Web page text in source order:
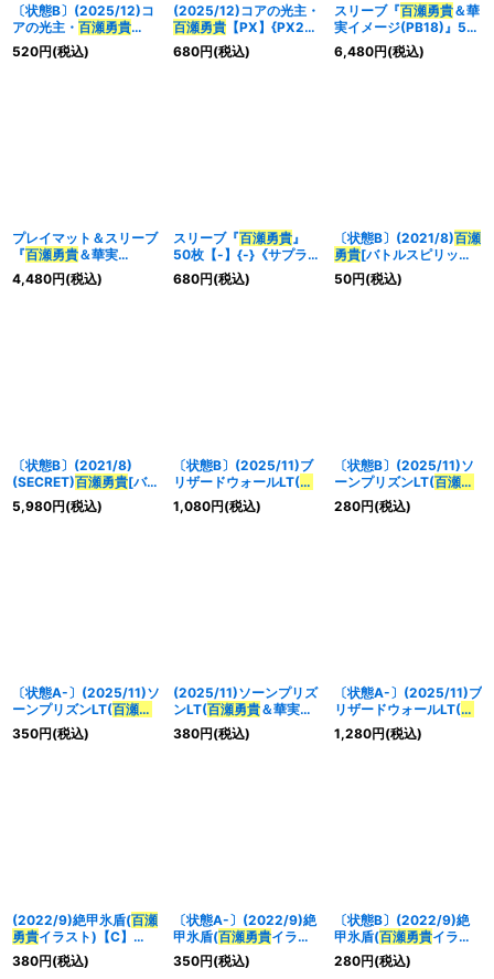
〔状態B〕(2025/12)コ
アの光主・ 百瀬勇貴
【PX】{PX25-02}
《白》
520円(税込)
(2025/12)コアの光主・
百瀬勇貴【PX】{PX25-
02}《白》
680円(税込)
スリーブ『百瀬勇貴＆華
実イメージ(PB18)』50
枚【-】{-}《サプライ》
6,480円(税込)
プレイマット＆スリーブ
『百瀬勇貴＆華実
(PB18)』【-】{-}《サプ
ライ》
4,480円(税込)
スリーブ『百瀬勇貴』
50枚【-】{-}《サプラ
イ》
680円(税込)
〔状態B〕(2021/8)百瀬
勇貴[バトルスピリッツ
ミラージュ]【CP】
{SD61-CP01}《白》
50円(税込)
〔状態B〕(2021/8)
(SECRET)百瀬勇貴[バト
ルスピリッツミラージ
ュ]【CP-SEC】{SD61-
5,980円(税込)
〔状態B〕(2025/11)ブ
リザードウォールLT(百
瀬 勇貴イラスト)【R】
{BSC45-099}《白》
1,080円(税込)
〔状態B〕(2025/11)ソ
ーンプリズンLT(百瀬勇
貴＆華実イラスト)【R】
{BSC45-097}《緑》
280円(税込)
〔状態A-〕(2025/11)ソ
ーンプリズンLT(百瀬勇
貴＆華実イラスト)【R】
{BSC45-097}《緑》
350円(税込)
(2025/11)ソーンプリズ
ンLT(百瀬勇貴＆華実イ
ラスト)【R】{BSC45-
097}《緑》
380円(税込)
〔状態A-〕(2025/11)ブ
リザードウォールLT(百
瀬 勇貴イラスト)【R】
{BSC45-099}《白》
1,280円(税込)
(2022/9)絶甲氷盾(百瀬
勇貴イラスト)【C】
{SD56-RV009}《白》
380円(税込)
〔状態A-〕(2022/9)絶
甲氷盾(百瀬勇貴イラス
ト)【C】{SD56-
RV009}《白》
350円(税込)
〔状態B〕(2022/9)絶
甲氷盾(百瀬勇貴イラス
ト)【C】{SD56-
RV009}《白》
280円(税込)